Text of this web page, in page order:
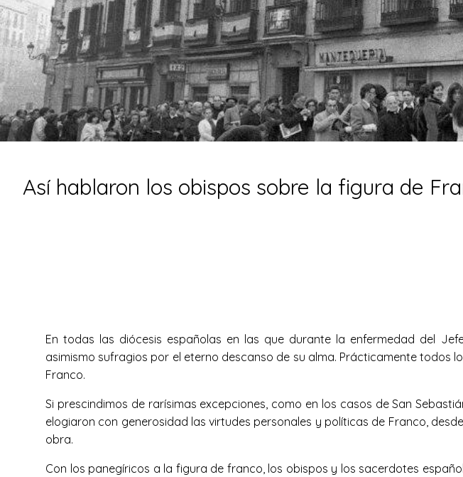
Así hablaron los obispos sobre la figura de
En todas las diócesis españolas en las que durante la enfermedad del
asimismo sufragios por el eterno descanso de su alma. Prácticamente todos
Franco.
Si prescindimos de rarísimas excepciones, como en los casos de San
elogiaron con generosidad las virtudes personales y políticas de Franco,
obra.
Con los panegíricos a la figura de franco, los obispos y los sacerdotes